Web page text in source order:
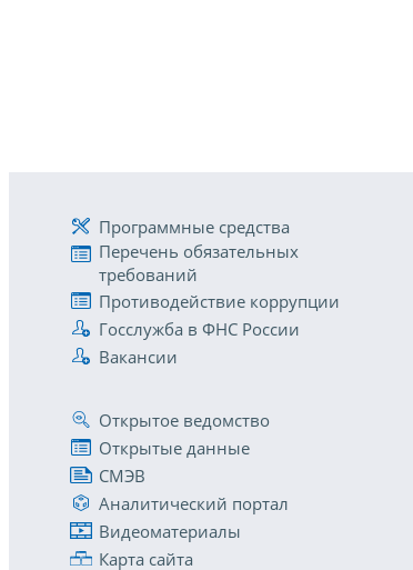
Программные средства
Перечень обязательных
требований
Противодействие коррупции
Госслужба в ФНС России
Вакансии
Открытое ведомство
Открытые данные
СМЭВ
Аналитический портал
Видеоматериалы
Карта сайта